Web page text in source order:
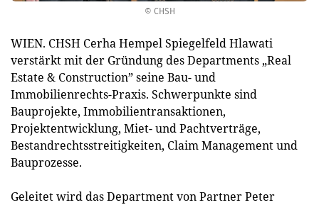
© CHSH
WIEN. CHSH Cerha Hempel Spiegelfeld Hlawati
verstärkt mit der Gründung des Departments „Real
Estate & Construction” seine Bau- und
Immobilienrechts-Praxis. Schwerpunkte sind
Bauprojekte, Immobilientransaktionen,
Projektentwicklung, Miet- und Pachtverträge,
Bestandrechtsstreitigkeiten, Claim Management und
Bauprozesse.
Geleitet wird das Department von Partner Peter